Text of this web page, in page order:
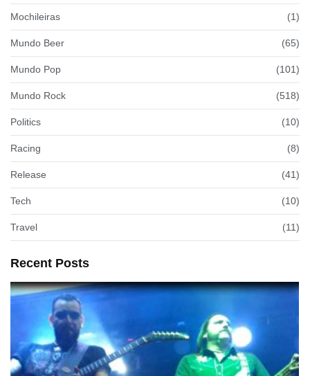
Mochileiras (1)
Mundo Beer (65)
Mundo Pop (101)
Mundo Rock (518)
Politics (10)
Racing (8)
Release (41)
Tech (10)
Travel (11)
Recent Posts